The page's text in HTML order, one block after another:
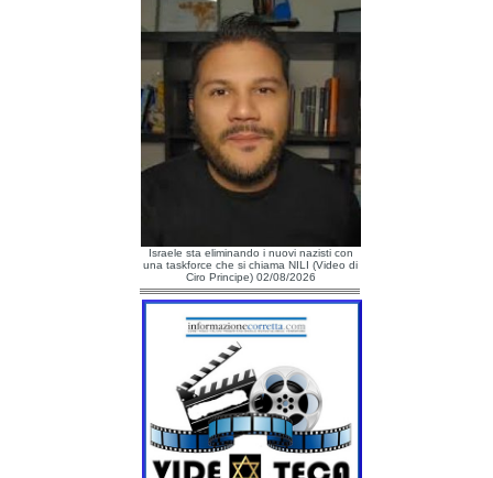
Israele sta eliminando i nuovi nazisti con
una taskforce che si chiama NILI (Video di
Ciro Principe) 02/08/2026